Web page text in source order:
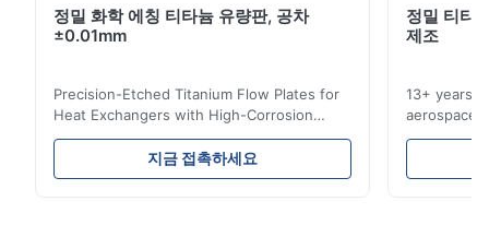
정밀 화학 에칭 티타늄 유량판, 공차
±0.01mm
Precision-Etched Titanium Flow Plates for
Heat Exchangers with High-Corrosion
Resistance Flow Plate Overview Xinhaisen
Technology specializes in manufacturing
high-precision chemically etched flow
지금 접촉하세요
정밀 티타
제조
13+ years
aerospace,
instant